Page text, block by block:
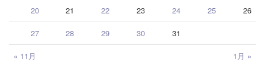
« 11月 1月 »
20 21 22 23 24 25 26
27 28 29 30 31